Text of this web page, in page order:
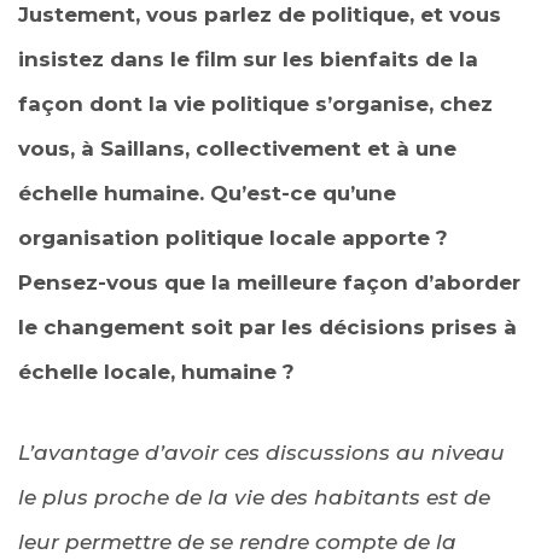
Justement, vous parlez de politique, et vous
insistez dans le film sur les bienfaits de la
façon dont la vie politique s’organise, chez
vous, à Saillans, collectivement et à une
échelle humaine. Qu’est-ce qu’une
organisation politique locale apporte ?
Pensez-vous que la meilleure façon d’aborder
le changement soit par les décisions prises à
échelle locale, humaine ?
L’avantage d’avoir ces discussions au niveau
le plus proche de la vie des habitants est de
leur permettre de se rendre compte de la